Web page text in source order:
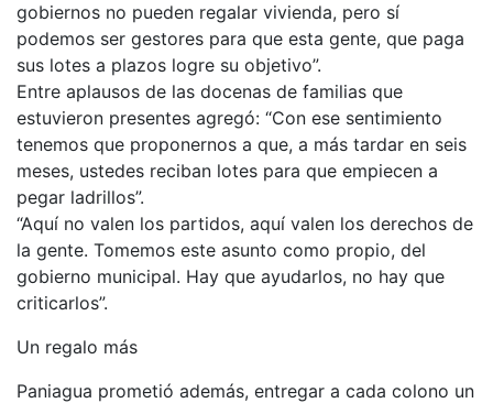
gobiernos no pueden regalar vivienda, pero sí
podemos ser gestores para que esta gente, que paga
sus lotes a plazos logre su objetivo”.
Entre aplausos de las docenas de familias que
estuvieron presentes agregó: “Con ese sentimiento
tenemos que proponernos a que, a más tardar en seis
meses, ustedes reciban lotes para que empiecen a
pegar ladrillos”.
“Aquí no valen los partidos, aquí valen los derechos de
la gente. Tomemos este asunto como propio, del
gobierno municipal. Hay que ayudarlos, no hay que
criticarlos”.
Un regalo más
Paniagua prometió además, entregar a cada colono un